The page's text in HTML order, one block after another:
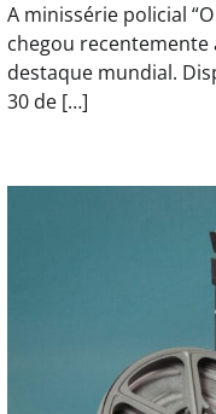
A minissérie policial
chegou
destaque mundial.
30 de […]